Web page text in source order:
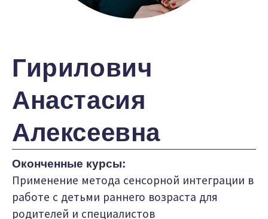
Гирилович
Анастасия
Алексеевна
Оконченные курсы:
Применение метода сенсорной интеграции в
работе с детьми раннего возраста для
родителей и специалистов